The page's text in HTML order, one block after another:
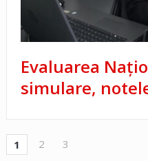
Evaluarea
simulare,
1 2 3